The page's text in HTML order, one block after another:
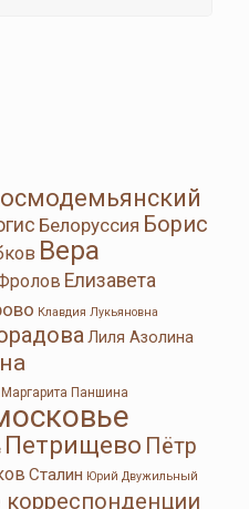
Белоруссия Борис
Вера
Елизавета
Клавдия Лукьяновна
Лиля Азолина
Маргарита Паншина
Петрищево Пётр
Сталин Юрий Двужильный